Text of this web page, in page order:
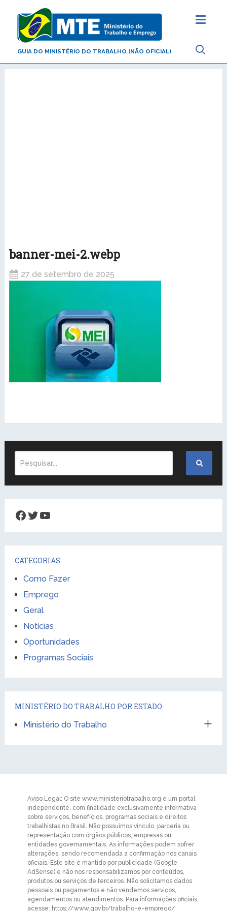
GUIA DO MINISTÉRIO DO TRABALHO (NÃO OFICIAL)
banner-mei-2.webp
27 de setembro de 2025
Facebook
Twitter
Youtube
CATEGORIAS
Como Fazer
Emprego
Geral
Notícias
Oportunidades
Programas Sociais
MINISTÉRIO DO TRABALHO POR ESTADO
Ministério do Trabalho
Aviso Legal: O site www.ministeriotrabalho.org é um portal
independente, com finalidade exclusivamente informativa
sobre serviços, benefícios, programas sociais e direitos
trabalhistas no Brasil. Não possuímos vínculo, parceria ou
representação com órgãos públicos, empresas ou
entidades governamentais. As informações podem sofrer
alterações, sendo recomendada a confirmação nos canais
oficiais. Este site é mantido por publicidade (Google
AdSense) e não nos responsabilizamos por conteúdos,
produtos ou serviços de terceiros. Não solicitamos dados
pessoais ou pagamentos e não vendemos serviços,
agendamentos ou atendimentos. Para informações oficiais,
acesse: https://www.gov.br/trabalho-e-emprego/